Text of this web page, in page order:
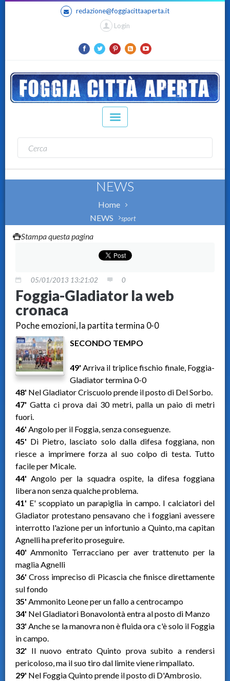
redazione@foggiacittaaperta.it
Login
NEWS
Home
NEWS
sport
Stampa questa pagina
05/01/2013 13:21:02 0
Foggia-Gladiator la web
cronaca
Poche emozioni, la partita termina 0-0
SECONDO TEMPO
49' Arriva il triplice fischio finale, Foggia-
Gladiator termina 0-0
48' Nel Gladiator Criscuolo prende il posto di Del Sorbo.
47' Gatta ci prova dai 30 metri, palla un paio di metri
fuori.
46' Angolo per il Foggia, senza conseguenze.
45' Di Pietro, lasciato solo dalla difesa foggiana, non
riesce a imprimere forza al suo colpo di testa. Tutto
facile per Micale.
44' Angolo per la squadra ospite, la difesa foggiana
libera non senza qualche problema.
41' E' scoppiato un parapiglia in campo. I calciatori del
Gladiator protestano pensavano che i foggiani avessere
interrotto l'azione per un infortunio a Quinto, ma capitan
Agnelli ha preferito proseguire.
40'Ammonito Terracciano per aver trattenuto per la
maglia Agnelli
36' Cross impreciso di Picascia che finisce direttamente
sul fondo
35' Ammonito Leone per un fallo a centrocampo
34' Nel Gladiatori Bonavolontà entra al posto di Manzo
33' Anche se la manovra non è fluida ora c'è solo il Foggia
in campo.
32' Il nuovo entrato Quinto prova subito a rendersi
pericoloso, ma il suo tiro dal limite viene rimpallato.
29' Nel Foggia Quinto prende il posto di D'Ambrosio.